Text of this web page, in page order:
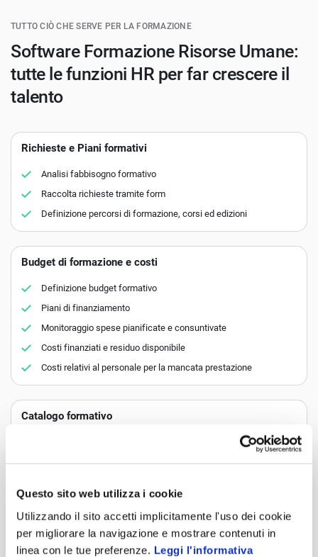
Questo sito web utilizza i cookie
Utilizzando il sito accetti implicitamente l'uso dei cookie
per migliorare la navigazione e mostrare contenuti in
linea con le tue preferenze. Leggi l'informativa
TUTTO CIÒ CHE SERVE PER LA FORMAZIONE
Software Formazione Risorse Umane:
tutte le funzioni HR per far crescere il
talento
Richieste e Piani formativi
Analisi fabbisogno formativo
Raccolta richieste tramite form
Definizione percorsi di formazione, corsi ed edizioni
Budget di formazione e costi
Definizione budget formativo
Piani di finanziamento
Monitoraggio spese pianificate e consuntivate
Costi finanziati e residuo disponibile
Costi relativi al personale per la mancata prestazione
Catalogo formativo
Accreditamento ECM
Pubblicazione catalogo di formazione